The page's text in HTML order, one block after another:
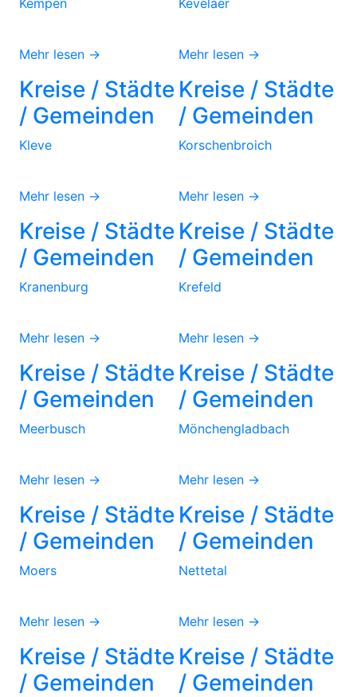
Mehr lesen → Mehr lesen →
Kreise / Städte
/ Gemeinden
Kleve
Mehr lesen →
Kreise / Städte
/ Gemeinden
Korschenbroich
Mehr lesen →
Kreise / Städte
/ Gemeinden
Kranenburg
Mehr lesen →
Kreise / Städte
/ Gemeinden
Krefeld
Mehr lesen →
Kreise / Städte
/ Gemeinden
Meerbusch
Mehr lesen →
Kreise / Städte
/ Gemeinden
Mönchengladbach
Mehr lesen →
Kreise / Städte
/ Gemeinden
Moers
Mehr lesen →
Kreise / Städte
/ Gemeinden
Nettetal
Mehr lesen →
Kreise / Städte
/ Gemeinden
Kreise / Städte
/ Gemeinden